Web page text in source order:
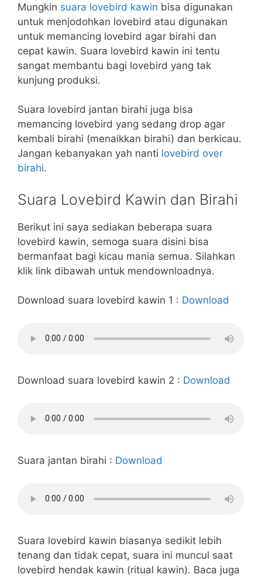
Mungkin suara lovebird kawin bisa digunakan
untuk menjodohkan lovebird atau digunakan
untuk memancing lovebird agar birahi dan
cepat kawin. Suara lovebird kawin ini tentu
sangat membantu bagi lovebird yang tak
kunjung produksi.
Suara lovebird jantan birahi juga bisa
memancing lovebird yang sedang drop agar
kembali birahi (menaikkan birahi) dan berkicau.
Jangan kebanyakan yah nanti lovebird over
birahi.
Suara Lovebird Kawin dan Birahi
Berikut ini saya sediakan beberapa suara
lovebird kawin, semoga suara disini bisa
bermanfaat bagi kicau mania semua. Silahkan
klik link dibawah untuk mendownloadnya.
Download suara lovebird kawin 1 : Download
Download suara lovebird kawin 2 : Download
Suara jantan birahi : Download
Suara lovebird kawin biasanya sedikit lebih
tenang dan tidak cepat, suara ini muncul saat
lovebird hendak kawin (ritual kawin). Baca juga